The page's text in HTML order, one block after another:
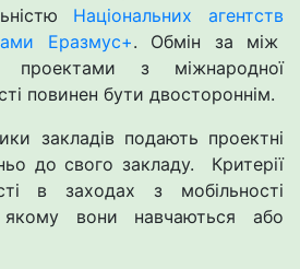
Національних агентств
Еразмус+. Обмін за між
проектами з міжнародної
повинен бути двостороннім.
закладів подають проектні
до свого закладу. Критерії
в заходах з мобільності
вони навчаються або